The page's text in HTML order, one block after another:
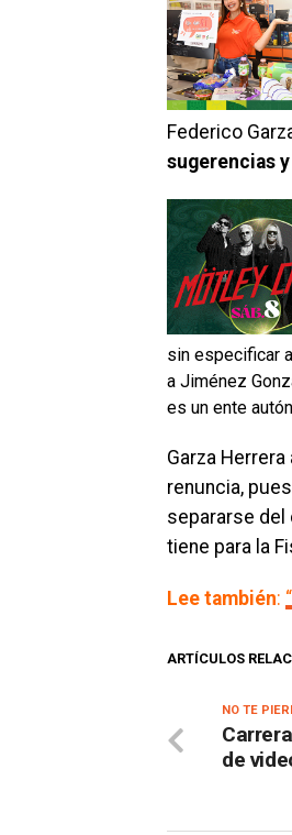
Federico
sugerencias
sin especificar
a Jiménez
es un ente
Garza
renuncia,
separarse del
tiene para la
Lee también:
ARTÍCULOS
NO TE
de